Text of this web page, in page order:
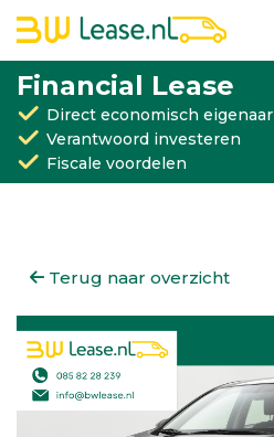
Financial Lease
Direct economisch eigenaar
Verantwoord investeren
Fiscale voordelen
Terug naar overzicht